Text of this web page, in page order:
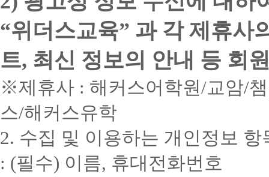
“위더스교육” 과 각 제휴사
트, 최신 정보의 안내 등 회
※제휴사 : 해커스어학원/교암/
스/해커스유학
2. 수집 및 이용하는 개인정보 항
: (필수) 이름, 휴대전화번호